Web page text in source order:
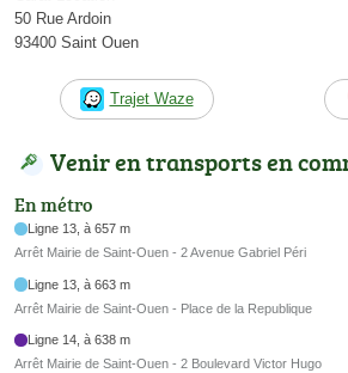
50 Rue Ardoin
93400 Saint Ouen
Trajet Waze
Venir en transports en
En métro
Ligne 13, à 657 m
Arrêt Mairie de Saint-Ouen - 2 Avenue Gabriel Péri
Ligne 13, à 663 m
Arrêt Mairie de Saint-Ouen - Place de la Republique
Ligne 14, à 638 m
Arrêt Mairie de Saint-Ouen - 2 Boulevard Victor Hugo